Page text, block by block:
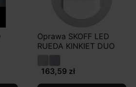
Oprawa SKOFF LED
RUEDA KINKIET DUO
163,59 zł